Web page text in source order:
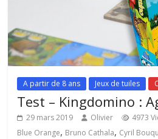
A partir de 8 ans Jeux de tuiles
Test – Kingdomino :
29 mars 2019 Olivier 4973
Blue Orange, Bruno Cathala, Cyril